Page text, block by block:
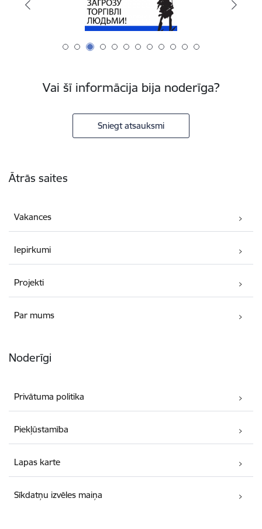
Vai šī informācija bija noderīga?
Sniegt atsauksmi
Ātrās saites
Vakances
Iepirkumi
Projekti
Par mums
Noderīgi
Privātuma politika
Piekļūstamība
Lapas karte
Sīkdatņu izvēles maiņa